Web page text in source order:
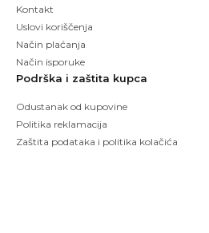
Kontakt
Uslovi koriščenja
Način plaćanja
Način isporuke
Podrška i zaštita kupca
Odustanak od kupovine
Politika reklamacija
Zaštita podataka i politika kolačića